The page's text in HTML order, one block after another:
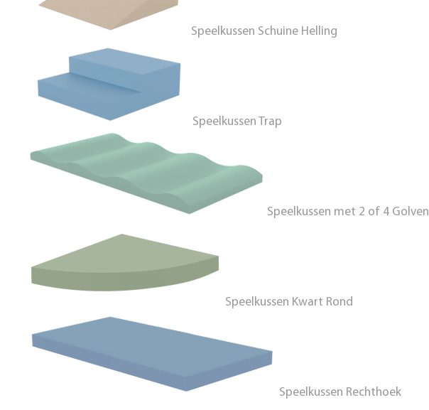
Speelkussen Schuine Helling
Speelkussen Trap
Speelkussen met 2 of 4 Golven
Speelkussen Kwart Rond
Speelkussen Rechthoek